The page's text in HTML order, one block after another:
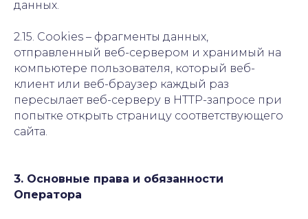
данных.
2.15. Cookies – фрагменты данных,
отправленный веб-сервером и хранимый на
компьютере пользователя, который веб-
клиент или веб-браузер каждый раз
пересылает веб-серверу в HTTP-запросе при
попытке открыть страницу соответствующего
сайта.
3. Основные права и обязанности
Оператора